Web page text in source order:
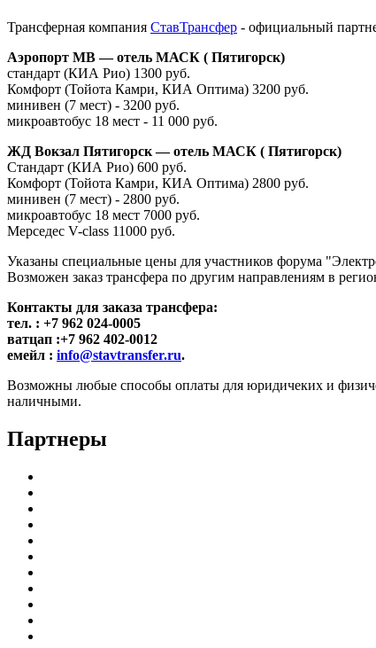
Трансферная компания СтавТрансфер - официальный
Аэропорт МВ — отель МАСК ( Пятигорск)
стандарт (КИА Рио) 1300 руб.
Комфорт (Тойота Камри, КИА Оптима) 3200 руб.
минивен (7 мест) - 3200 руб.
микроавтобус 18 мест - 11 000 руб.
ЖД Вокзал Пятигорск — отель МАСК ( Пятигорск)
Стандарт (КИА Рио) 600 руб.
Комфорт (Тойота Камри, КИА Оптима) 2800 руб.
минивен (7 мест) - 2800 руб.
микроавтобус 18 мест 7000 руб.
Мерседес V-class 11000 руб.
Указаны специальные цены для участников форума
Возможен заказ трансфера по другим направлениям в
Контакты для заказа трансфера:
тел. : +7 962 024-0005
ватцап :+7 962 402-0012
емейл : info@stavtransfer.ru.
Возможны любые способы оплаты для юридичеких и
наличными.
Партнеры